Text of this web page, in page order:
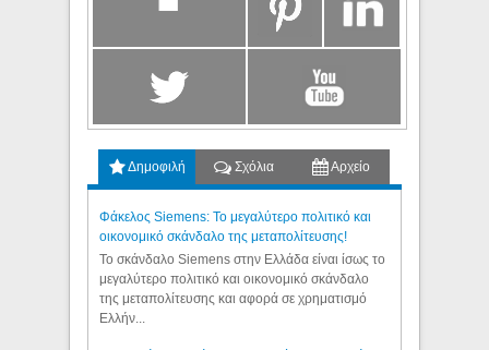
Δημοφιλή Σχόλια Αρχείο
Φάκελος Siemens: Το μεγαλύτερο πολιτικό και
οικονομικό σκάνδαλο της μεταπολίτευσης!
Το σκάνδαλο Siemens στην Ελλάδα είναι ίσως το
μεγαλύτερο πολιτικό και οικονομικό σκάνδαλο
της μεταπολίτευσης και αφορά σε χρηματισμό
Ελλήν...